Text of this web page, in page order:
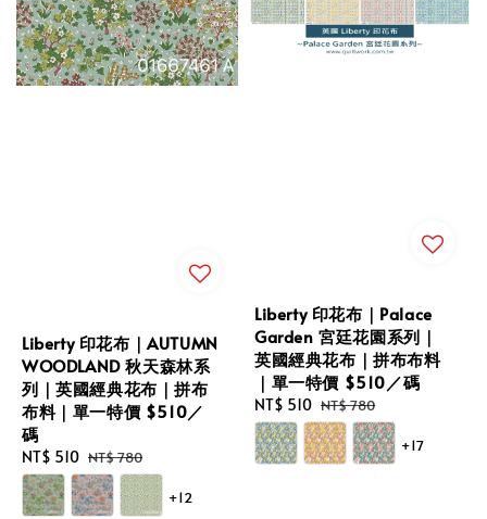
Liberty 印花布｜AUTUMN
WOODLAND 秋天森林系
列｜英國經典花布｜拼布
布料｜單一特價 $510／
碼
Sale
price
NT$ 510 Regular
price
NT$ 780
+12
Liberty 印花布｜Palace
Garden 宮廷花園系列｜
英國經典花布｜拼布布料
｜單一特價 $510／碼
Sale
price
NT$ 510 Regular
price
NT$ 780
+17